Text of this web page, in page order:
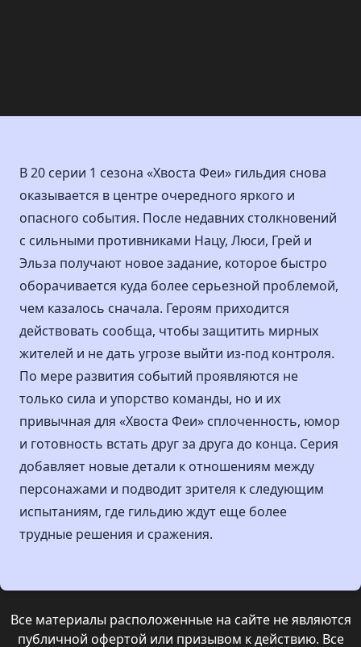
В 20 серии 1 сезона «Хвоста Феи» гильдия снова
оказывается в центре очередного яркого и
опасного события. После недавних столкновений
с сильными противниками Нацу, Люси, Грей и
Эльза получают новое задание, которое быстро
оборачивается куда более серьезной проблемой,
чем казалось сначала. Героям приходится
действовать сообща, чтобы защитить мирных
жителей и не дать угрозе выйти из-под контроля.
По мере развития событий проявляются не
только сила и упорство команды, но и их
привычная для «Хвоста Феи» сплоченность, юмор
и готовность встать друг за друга до конца. Серия
добавляет новые детали к отношениям между
персонажами и подводит зрителя к следующим
испытаниям, где гильдию ждут еще более
трудные решения и сражения.
Все материалы расположенные на сайте не являются
публичной офертой или призывом к действию. Все